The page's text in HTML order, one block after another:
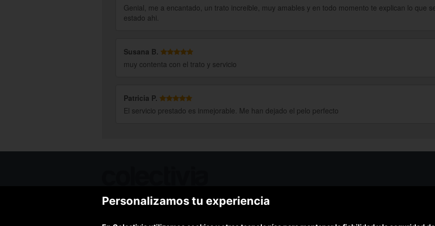
Genial, me a encantado, un trato increible, muy amables y en todo momento te explican lo que
estado ahi.
Susana B.
muy contenta con el trato y servicio
Patricia P.
El servicio prestado es inmejorable. Me han dejado el pelo perfecto
Ofertas de hoy
¿Cómo funciona Colectivia?
Personalizamos tu experiencia